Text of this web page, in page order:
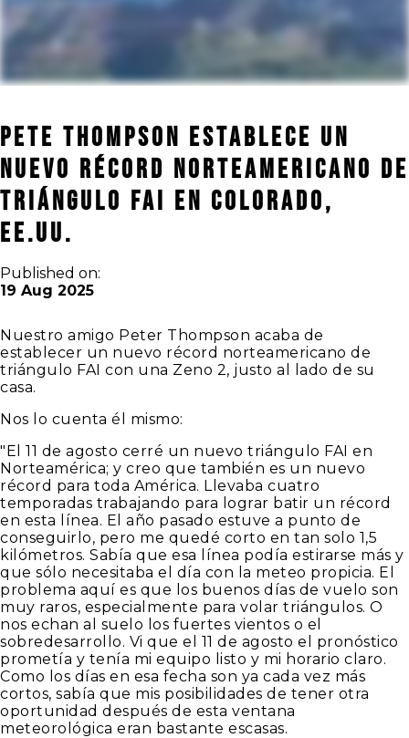
Pete Thompson establece un
nuevo récord norteamericano de
triángulo FAI en Colorado,
EE.UU.
Published on:
19 Aug 2025
Nuestro amigo Peter Thompson acaba de
establecer un nuevo récord norteamericano de
triángulo FAI con una Zeno 2, justo al lado de su
casa.
Nos lo cuenta él mismo:
"El 11 de agosto cerré un nuevo triángulo FAI en
Norteamérica; y creo que también es un nuevo
récord para toda América. Llevaba cuatro
temporadas trabajando para lograr batir un récord
en esta línea. El año pasado estuve a punto de
conseguirlo, pero me quedé corto en tan solo 1,5
kilómetros. Sabía que esa línea podía estirarse más y
que sólo necesitaba el día con la meteo propicia. El
problema aquí es que los buenos días de vuelo son
muy raros, especialmente para volar triángulos. O
nos echan al suelo los fuertes vientos o el
sobredesarrollo. Vi que el 11 de agosto el pronóstico
prometía y tenía mi equipo listo y mi horario claro.
Como los días en esa fecha son ya cada vez más
cortos, sabía que mis posibilidades de tener otra
oportunidad después de esta ventana
meteorológica eran bastante escasas.